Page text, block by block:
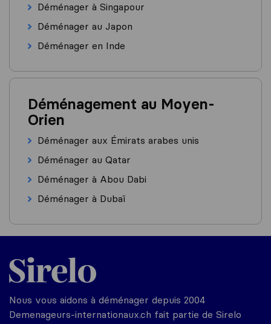
Déménager à Singapour
Déménager au Japon
Déménager en Inde
Déménagement au Moyen-
Orien
Déménager aux Émirats arabes unis
Déménager au Qatar
Déménager à Abou Dabi
Déménager à Dubaï
Nous vous aidons à déménager depuis 2004
Demenageurs-internationaux.ch fait partie de Sirelo